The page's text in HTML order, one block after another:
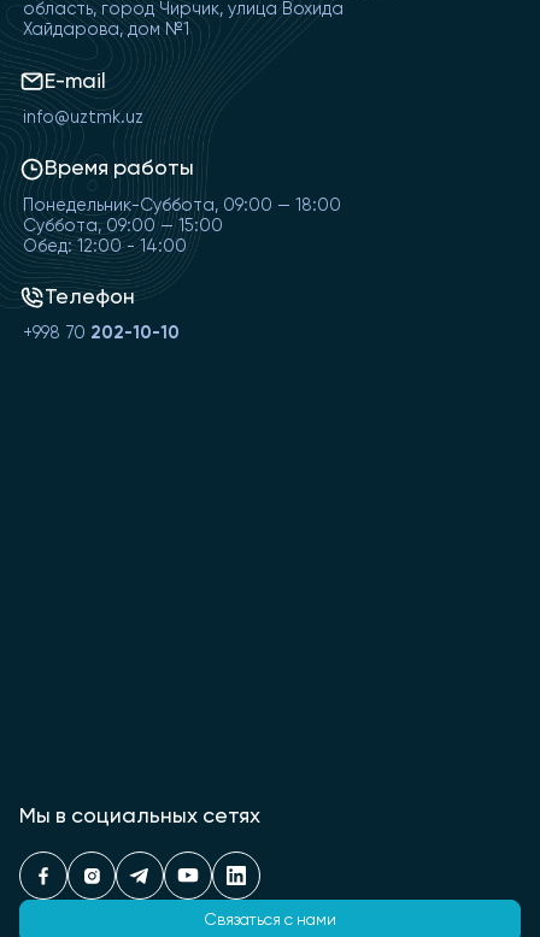
область, город Чирчик, улица Вохида
Хайдарова, дом №1
E-mail
info@uztmk.uz
Время работы
Понедельник-Суббота, 09:00 — 18:00
Суббота, 09:00 — 15:00
Обед: 12:00 - 14:00
Телефон
+998 70 202-10-10
Мы в социальных сетях
Связаться с нами